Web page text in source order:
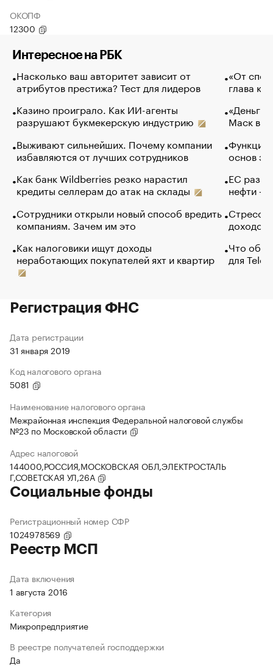
ОКОПФ
12300
Интересное на РБК
Насколько ваш авторитет зависит от
атрибутов престижа? Тест для лидеров
Казино проиграло. Как ИИ-агенты
разрушают букмекерскую индустрию
Выживают сильнейших. Почему компании
избавляются от лучших сотрудников
Как банк Wildberries резко нарастил
кредиты селлерам до атак на склады
Сотрудники открыли новый способ вредить
компаниям. Зачем им это
Как налоговики ищут доходы
неработающих покупателей яхт и квартир
«От
глава
«Деньги
Маск в
Функции
основ
ЕС
нефти —
Стресс
доходов
Что
для
Регистрация ФНС
Дата регистрации
31 января 2019
Код налогового органа
5081
Наименование налогового органа
Межрайонная инспекция Федеральной налоговой службы
№23 по Московской области
Адрес налоговой
144000,РОССИЯ,МОСКОВСКАЯ ОБЛ,ЭЛЕКТРОСТАЛЬ
Г,СОВЕТСКАЯ УЛ,26А
Социальные фонды
Регистрационный номер СФР
1024978569
Реестр МСП
Дата включения
1 августа 2016
Категория
Микропредприятие
В реестре получателей господдержки
Да